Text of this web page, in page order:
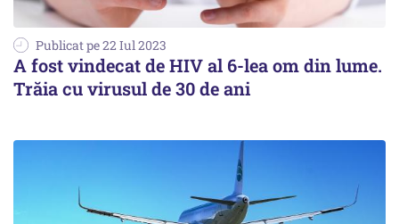
Publicat pe 22 Iul 2023
A fost vindecat de HIV al 6-lea om din lume.
Trăia cu virusul de 30 de ani